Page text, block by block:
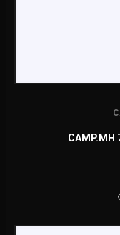
CAMP.MH